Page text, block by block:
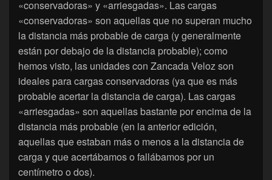
«conservadoras» y «arriesgadas». Las cargas
«conservadoras» son aquellas que no superan mucho
la distancia más probable de carga (y generalmente
están por debajo de la distancia probable); como
hemos visto, las unidades con Zancada Veloz son
ideales para cargas conservadoras (ya que es más
probable acertar la distancia de carga). Las cargas
«arriesgadas» son aquellas bastante por encima de la
distancia más probable (en la anterior edición,
aquellas que estaban más o menos a la distancia de
carga y que acertábamos o fallábamos por un
centímetro o dos).